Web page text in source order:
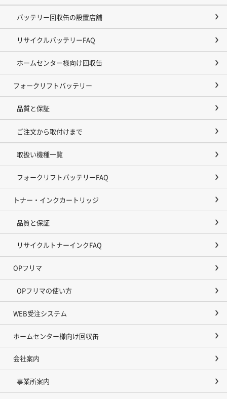
バッテリー回収缶の設置店舗
リサイクルバッテリーFAQ
ホームセンター様向け回収缶
フォークリフトバッテリー
品質と保証
ご注文から取付けまで
取扱い機種一覧
フォークリフトバッテリーFAQ
トナー・インクカートリッジ
品質と保証
リサイクルトナーインクFAQ
OPフリマ
OPフリマの使い方
WEB受注システム
ホームセンター様向け回収缶
会社案内
事業所案内